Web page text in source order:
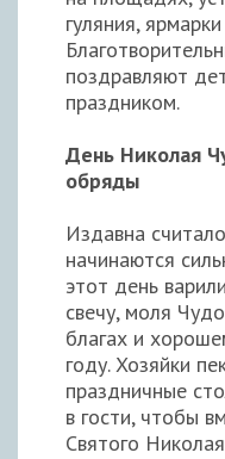
гуляния,
поздравляют
праздником.
День Николая
обряды
Издавна
начинаются
этот день
свечу, моля
благах и
году. Хозяйки
праздничные
в гости, чтобы
Святого